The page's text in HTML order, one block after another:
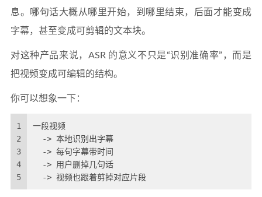
息。哪句话大概从哪里开始，到哪里结束，后面才能变成
字幕，甚至变成可剪辑的文本块。
对这种产品来说，ASR 的意义不只是“识别准确率”，而是
把视频变成可编辑的结构。
你可以想象一下：
1
2
3
4
5
一段视频
  -> 本地识别出字幕
  -> 每句字幕带时间
  -> 用户删掉几句话
  -> 视频也跟着剪掉对应片段